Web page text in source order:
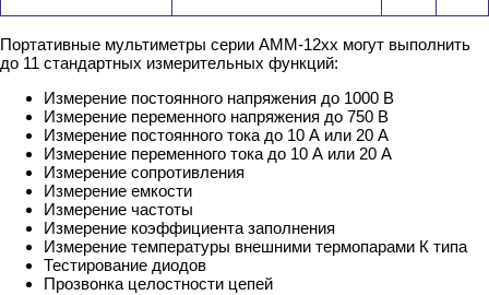
Портативные мультиметры серии АММ-12хх могут выполнить
до 11 стандартных измерительных функций:
Измерение постоянного напряжения до 1000 В
Измерение переменного напряжения до 750 В
Измерение постоянного тока до 10 А или 20 А
Измерение переменного тока до 10 А или 20 А
Измерение сопротивления
Измерение емкости
Измерение частоты
Измерение коэффициента заполнения
Измерение температуры внешними термопарами К типа
Тестирование диодов
Прозвонка целостности цепей